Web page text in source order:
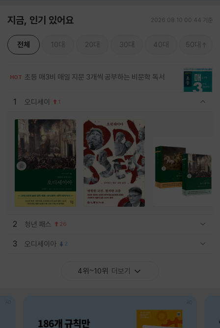
지금, 인기 있어요 2026.08.10 00:44 기준
전체 10대 20대 30대 40대 50대
HOT 초등 매3비 매일 지문 3개씩 공부하는 비문학 독서
1 오디세이 1
2 청년 패스 26
3 오디세이아 2
4위~10위 더보기